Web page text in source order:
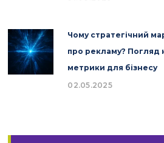
Чому стратегічний
про рекламу? Погляд
метрики для бізнесу
02.05.2025